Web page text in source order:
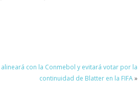
alineará con la Conmebol y evitará votar por la
continuidad de Blatter en la FIFA»